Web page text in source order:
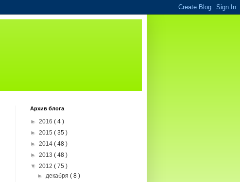
Архив блога
► 2016 ( 4 )
► 2015 ( 35 )
► 2014 ( 48 )
► 2013 ( 48 )
▼ 2012 ( 75 )
►декабря( 8 )